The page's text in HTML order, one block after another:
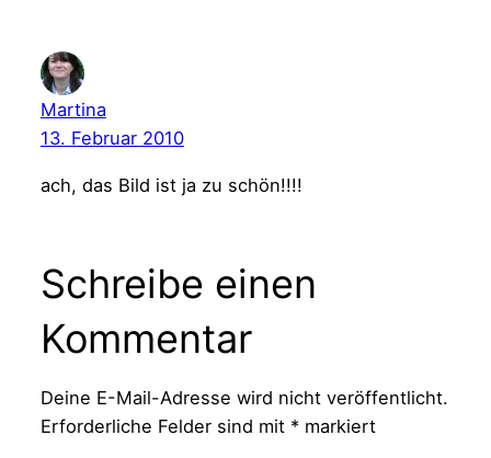
Martina
13. Februar 2010
ach, das Bild ist ja zu schön!!!!
Schreibe einen
Kommentar
Deine E-Mail-Adresse wird nicht veröffentlicht.
Erforderliche Felder sind mit *markiert